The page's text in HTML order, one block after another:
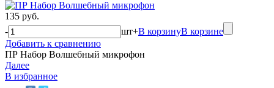
135 руб.
-
шт+В корзинуВ корзине
Добавить к сравнению
ПР Набор Волшебный микрофон
Далее
В избранное